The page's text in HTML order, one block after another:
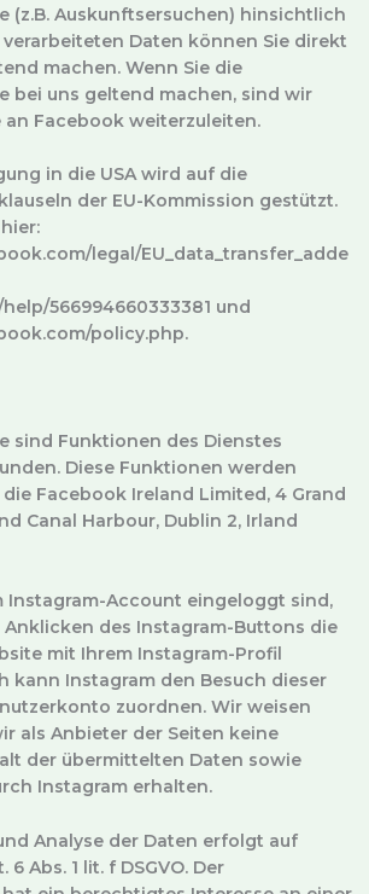
(z.B. Auskunftsersuchen) hinsichtlich
Daten können Sie direkt
machen. Wenn Sie die
bei uns geltend machen, sind wir
Facebook weiterzuleiten.
in die USA wird auf die
der EU-Kommission gestützt.
legal/EU_data_transfer_adde
566994660333381 und
policy.php.
sind Funktionen des Dienstes
Diese Funktionen werden
Facebook Ireland Limited, 4 Grand
Canal Harbour, Dublin 2, Irland
Instagram-Account eingeloggt sind,
Anklicken des Instagram-Buttons die
mit Ihrem Instagram-Profil
kann Instagram den Besuch dieser
zuordnen. Wir weisen
als Anbieter der Seiten keine
der übermittelten Daten sowie
Instagram erhalten.
Analyse der Daten erfolgt auf
Abs. 1 lit. f DSGVO. Der